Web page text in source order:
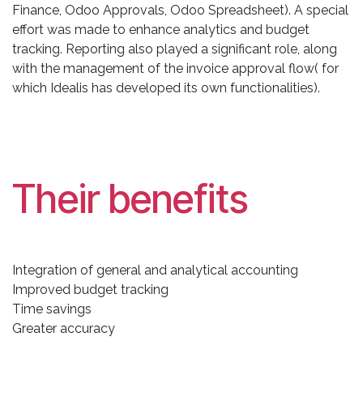
Finance, Odoo Approvals, Odoo Spreadsheet). A special
effort was made to enhance analytics and budget
tracking. Reporting also played a significant role, along
with the management of the invoice approval flow( for
which Idealis has developed its own functionalities).
Their benefits
Integration of general and analytical accounting
Improved budget tracking
Time savings
Greater accuracy